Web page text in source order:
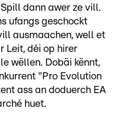
dann awer ze vill.
ufangs geschockt
ausmaachen, well et
Leit, déi op hirer
wëllen. Dobäi kënnt,
"Pro Evolution
ass an doduerch EA
huet.